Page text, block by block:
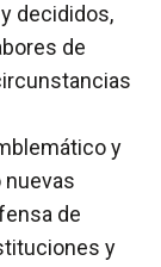
decididos,
de
y
de
y